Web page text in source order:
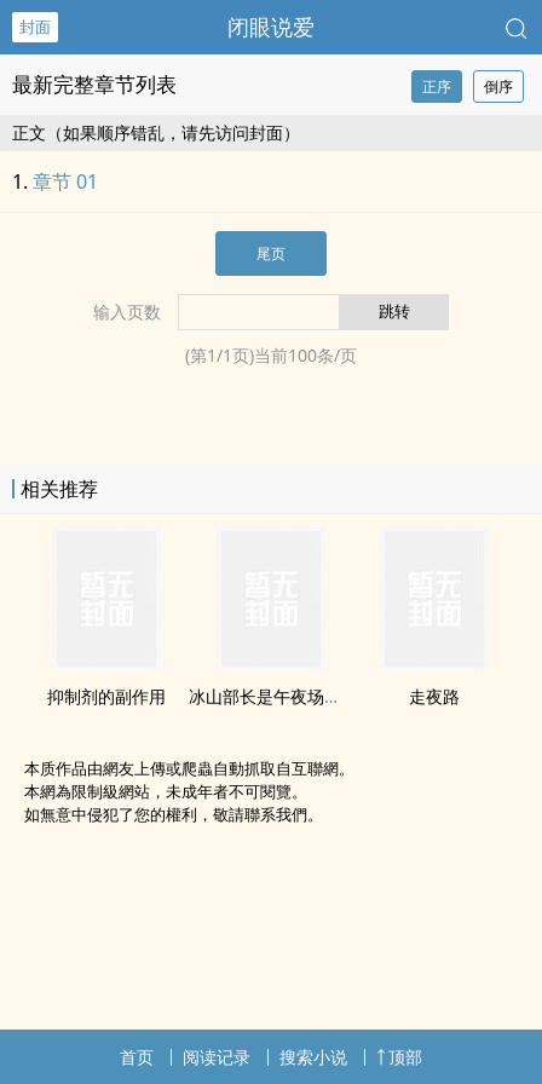
封面 闭眼说爱
最新完整章节列表 正序 倒序
正文（如果顺序错乱，请先访问封面）
章节 01
尾页
输入页数
(第1/1页)当前100条/页
相关推荐
抑制剂的副作用 冰山部长是午夜场主播 走夜路
本质作品由網友上傳或爬蟲自動抓取自互聯網。
本網為限制級網站，未成年者不可閱覽。
如無意中侵犯了您的權利，敬請聯系我們。
首页 阅读记录 搜索小说 顶部